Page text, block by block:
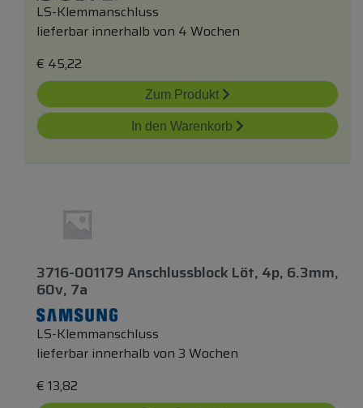
LS-Klemmanschluss
lieferbar innerhalb von 4 Wochen
€ 45,22
Zum Produkt
In den Warenkorb
3716-001179 Anschlussblock Löt, 4p, 6.3mm,
60v, 7a
LS-Klemmanschluss
lieferbar innerhalb von 3 Wochen
€ 13,82